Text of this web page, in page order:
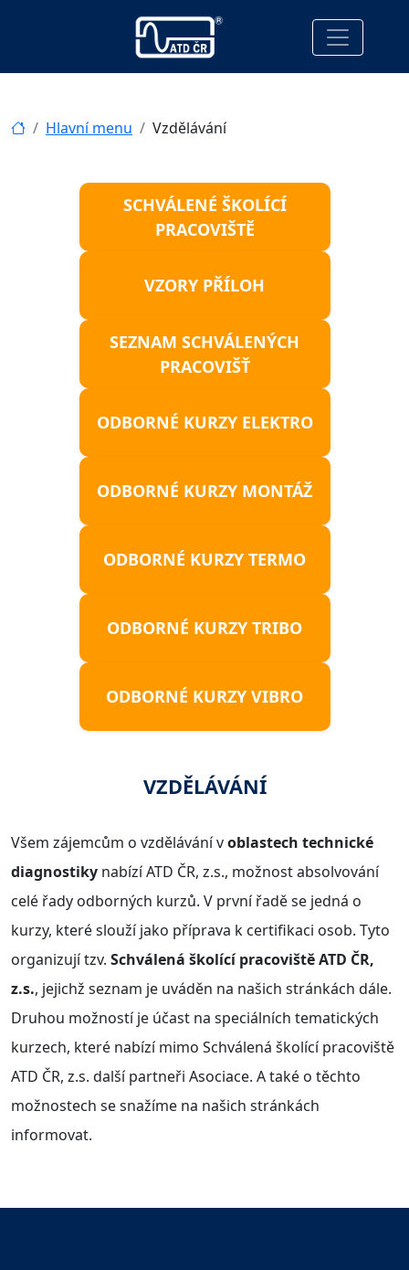
Hlavní menu Vzdělávání
SCHVÁLENÉ ŠKOLÍCÍ
PRACOVIŠTĚ
VZORY PŘÍLOH
SEZNAM SCHVÁLENÝCH
PRACOVIŠŤ
ODBORNÉ KURZY ELEKTRO
ODBORNÉ KURZY MONTÁŽ
ODBORNÉ KURZY TERMO
ODBORNÉ KURZY TRIBO
ODBORNÉ KURZY VIBRO
VZDĚLÁVÁNÍ
Všem zájemcům o vzdělávání voblastech technické
diagnostiky nabízí ATD ČR, z.s., možnost absolvování
celé řady odborných kurzů. V první řadě se jedná o
kurzy, které slouží jako příprava k certifikaci osob. Tyto
organizují tzv. Schválená školící pracoviště ATD ČR,
z.s., jejichž seznam je uváděn na našich stránkách dále.
Druhou možností je účast na speciálních tematických
kurzech, které nabízí mimo Schválená školící pracoviště
ATD ČR, z.s. další partneři Asociace. A také o těchto
možnostech se snažíme na našich stránkách
informovat.